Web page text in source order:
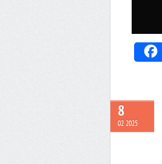
8
02 2025